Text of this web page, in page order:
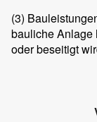
(3)
bauliche Anlage
oder beseitigt